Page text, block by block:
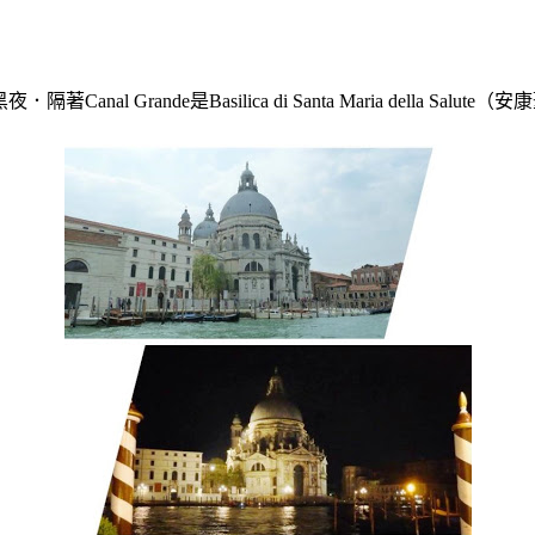
夜 ．隔著Canal Grande是Basilica di Santa Maria della Salute（安